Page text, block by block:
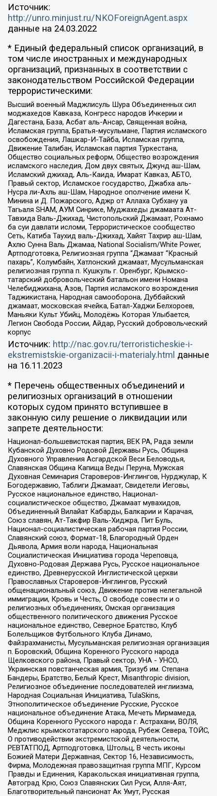
Источник:
http://unro.minjust.ru/NKOForeignAgent.aspx
данные на 24.03.2022
* Единый федеральный список организаций, в
том числе иностранных и международных
организаций, признанных в соответствии с
законодательством Российской Федерации
террористическими:
Высший военный Маджлисуль Шура Объединенных сил
моджахедов Кавказа, Конгресс народов Ичкерии и
Дагестана, База, Асбат аль-Ансар, Священная война,
Исламская группа, Братья-мусульмане, Партия исламского
освобождения, Лашкар-И-Тайба, Исламская группа,
Движение Талибан, Исламская партия Туркестана,
Общество социальных реформ, Общество возрождения
исламского наследия, Дом двух святых, Джунд аш-Шам,
Исламский джихад, Аль-Каида, Имарат Кавказ, АБТО,
Правый сектор, Исламское государство, Джабха аль-
Нусра ли-Ахль аш-Шам, Народное ополчение имени К.
Минина и Д. Пожарского, Аджр от Аллаха Субхану уа
Тагьаля SHAM, АУМ Синрике, Муджахеды джамаата Ат-
Тавхида Валь-Джихад, Чистопольский Джамаат, Рохнамо
ба суи давлати исломи, Террористическое сообщество
Сеть, Катиба Таухид валь-Джихад, Хайят Тахрир аш-Шам,
Ахлю Сунна Валь Джамаа, National Socialism/White Power,
Артподготовка, Религиозная группа “Джамаат “Красный
пахарь”, Колумбайн, Хатлонский джамаат, Мусульманская
религиозная группа п. Кушкуль г. Оренбург, Крымско-
татарский добровольческий батальон имени Номана
Челебиджихана, Азов, Партия исламского возрождения
Таджикистана, Народная самооборона, Дуббайский
джамаат, московская ячейка, Батал-Хаджи Белхороев,
Маньяки Культ Убийц, Молодёжь Которая Улыбается,
Легион Свобода России, Айдар, Русский добровольческий
корпус
Источник: http://nac.gov.ru/terroristicheskie-i-
ekstremistskie-organizacii-i-materialy.html данные
на 16.11.2023
* Перечень общественных объединений и
религиозных организаций в отношении
которых судом принято вступившее в
законную силу решение о ликвидации или
запрете деятельности:
Национал-большевистская партия, ВЕК РА, Рада земли
Кубанской Духовно Родовой Державы Русь, Община
Духовного Управления Асгардской Веси Беловодья,
Славянская Община Капища Веды Перуна, Мужская
Духовная Семинария Староверов-Инглингов, Нурджулар, К
Богодержавию, Таблиги Джамаат, Свидетели Иеговы,
Русское национальное единство, Национал-
социалистическое общество, Джамаат мувахидов,
Объединенный Вилайат Кабарды, Балкарии и Карачая,
Союз славян, Ат-Такфир Валь-Хиджра, Пит Буль,
Национал-социалистическая рабочая партия России,
Славянский союз, Формат-18, Благородный Орден
Дьявола, Армия воли народа, Национальная
Социалистическая Инициатива города Череповца,
Духовно-Родовая Держава Русь, Русское национальное
единство, Древнерусской Инглистической церкви
Православных Староверов-Инглингов, Русский
общенациональный союз, Движение против нелегальной
иммиграции, Кровь и Честь, О свободе совести и о
религиозных объединениях, Омская организация
общественного политического движения Русское
национальное единство, Северное Братство, Клуб
Болельщиков Футбольного Клуба Динамо,
Файзрахманисты, Мусульманская религиозная организация
п. Боровский, Община Коренного Русского народа
Щелковского района, Правый сектор, УНА - УНСО,
Украинская повстанческая армия, Тризуб им. Степана
Бандеры, Братство, Белый Крест, Misanthropic division,
Религиозное объединение последователей инглиизма,
Народная Социальная Инициатива, TulaSkins,
Этнополитическое объединение Русские, Русское
национальное объединение Атака, Мечеть Мирмамеда,
Община Коренного Русского народа г. Астрахани, ВОЛЯ,
Меджлис крымскотатарского народа, Рубеж Севера, ТОЙС,
О противодействии экстремистской деятельности,
РЕВТАТПОД, Артподготовка, Штольц, В честь иконы
Божией Матери Державная, Сектор 16, Независимость,
Фирма, Молодежная правозащитная группа МПГ, Курсом
Правды и Единения, Каракольская инициативная группа,
Автоград Крю, Союз Славянских Сил Руси, Алля-Аят,
Благотворительный пансионат Ак Умут, Русская